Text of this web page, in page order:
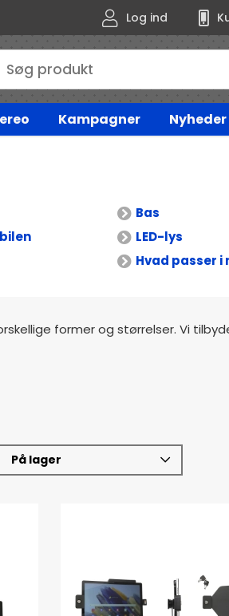
Log ind
Kampagner Nyheder
Bas
LED-lys
Hvad passer i
former og størrelser. Vi
På lager